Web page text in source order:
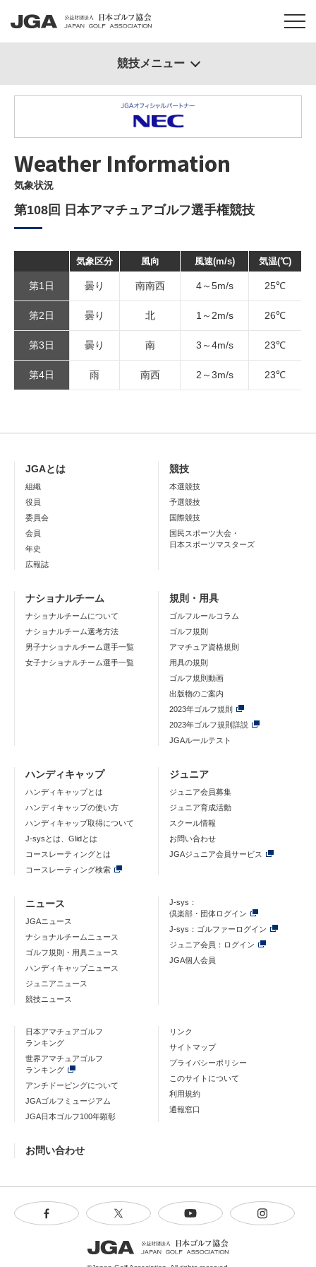
Weather Information
気象状況
第108回 日本アマチュアゴルフ選手権競技
気象区分 風向 風速(m/s) 気温(℃)
第1日 曇り 南南西 4～5m/s 25℃
第2日 曇り 北 1～2m/s 26℃
第3日 曇り 南 3～4m/s 23℃
第4日 雨 南西 2～3m/s 23℃
競技メニュー
JGAとは
組織
役員
委員会
会員
年史
広報誌
競技
本選競技
予選競技
国際競技
国民スポーツ大会・
日本スポーツマスターズ
ナショナルチーム
ナショナルチームについて
ナショナルチーム選考方法
男子ナショナルチーム選手一覧
女子ナショナルチーム選手一覧
規則・用具
ゴルフルールコラム
ゴルフ規則
アマチュア資格規則
用具の規則
ゴルフ規則動画
出版物のご案内
2023年ゴルフ規則
2023年ゴルフ規則詳説
JGAルールテスト
ハンディキャップ
ハンディキャップとは
ハンディキャップの使い方
ハンディキャップ取得について
J-sysとは、Glidとは
コースレーティングとは
コースレーティング検索
ジュニア
ジュニア会員募集
ジュニア育成活動
スクール情報
お問い合わせ
JGAジュニア会員サービス
ニュース
JGAニュース
ナショナルチームニュース
ゴルフ規則・用具ニュース
ハンディキャップニュース
ジュニアニュース
競技ニュース
J-sys：
倶楽部・団体ログイン
J-sys：ゴルファーログイン
ジュニア会員：ログイン
JGA個人会員
日本アマチュアゴルフ
ランキング
世界アマチュアゴルフ
ランキング
アンチドーピングについて
JGAゴルフミュージアム
JGA日本ゴルフ100年顕彰
リンク
サイトマップ
プライバシーポリシー
このサイトについて
利用規約
通報窓口
お問い合わせ